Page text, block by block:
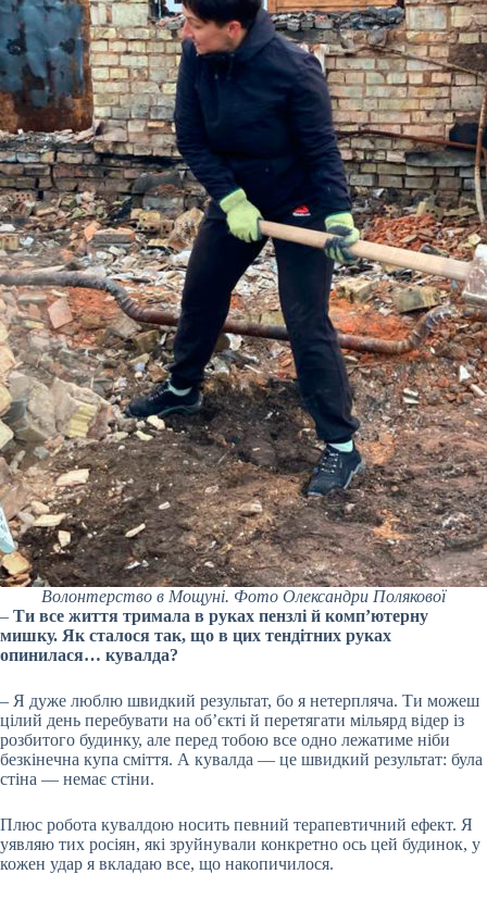
Волонтерство в Мощуні. Фото Олександри Полякової
– Ти все життя тримала в руках пензлі й комп’ютерну
мишку. Як сталося так, що в цих тендітних руках
опинилася… кувалда?
– Я дуже люблю швидкий результат, бо я нетерпляча. Ти можеш
цілий день перебувати на об’єкті й перетягати мільярд відер із
розбитого будинку, але перед тобою все одно лежатиме ніби
безкінечна купа сміття. А кувалда — це швидкий результат: була
стіна — немає стіни.
Плюс робота кувалдою носить певний терапевтичний ефект. Я
уявляю тих росіян, які зруйнували конкретно ось цей будинок, у
кожен удар я вкладаю все, що накопичилося.